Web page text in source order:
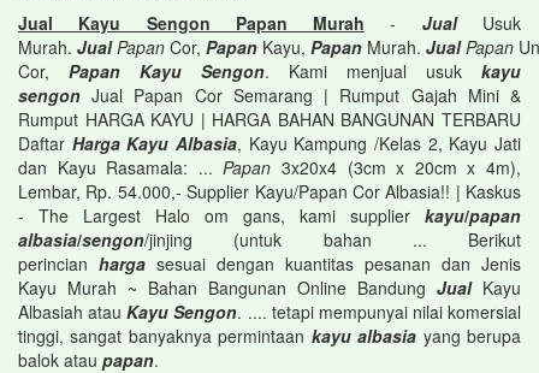
Jual Kayu Sengon Papan Murah - JualUsuk
Murah. JualPapan Cor, Papan Kayu, Papan Murah. JualPapan
Cor, Papan Kayu Sengon. Kami menjual usuk kayu
sengonJual Papan Cor Semarang | Rumput Gajah Mini &
Rumput HARGA KAYU | HARGA BAHAN BANGUNAN TERBARU
Daftar Harga Kayu Albasia, Kayu Kampung /Kelas 2, Kayu Jati
dan Kayu Rasamala: ...Papan 3x20x4 (3cm x 20cm x 4m),
Lembar, Rp. 54.000,- Supplier Kayu/Papan Cor Albasia!! | Kaskus
- The Largest Halo om gans, kami supplier kayu/papan
albasia/sengon/jinjing (untuk bahan ... Berikut
perincian harga sesuai dengan kuantitas pesanan dan Jenis
Kayu Murah ~ Bahan Bangunan Online Bandung JualKayu
Albasiah atauKayu Sengon. .... tetapi mempunyai nilai komersial
tinggi, sangat banyaknya permintaan kayu albasia yang berupa
balok atau papan.